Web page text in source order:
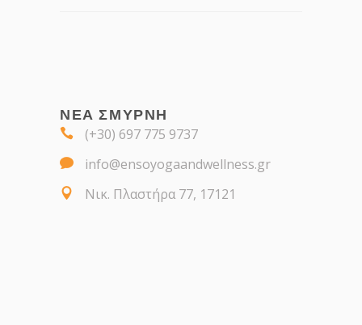
ΝΕΑ ΣΜΥΡΝΗ
(+30) 697 775 9737
info@ensoyogaandwellness.gr
Νικ. Πλαστήρα 77, 17121